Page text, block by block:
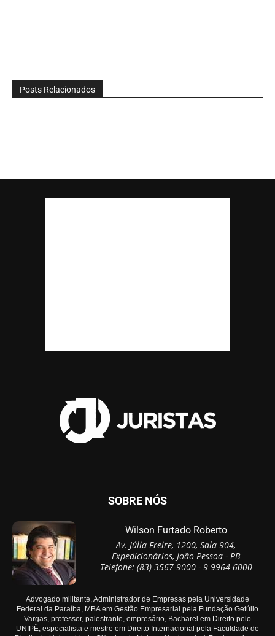
Posts Relacionados
SOBRE NÓS
Wilson Furtado Roberto
Av. Júlia Freire, 1200, Sala 904,
Expedicionários, João Pessoa - PB
Telefone: (83) 3567-9000 - 9 9964-6000
Advogado militante, Administrador de Empresas pela Universidade
Federal da Paraíba, MBA em Gestão Empresarial pela Fundação Getúlio
Vargas, professor, palestrante, empresário, Bacharel em Direito pelo
UNIPÊ, especialista e mestre em Direito Internacional pela Faculdade de